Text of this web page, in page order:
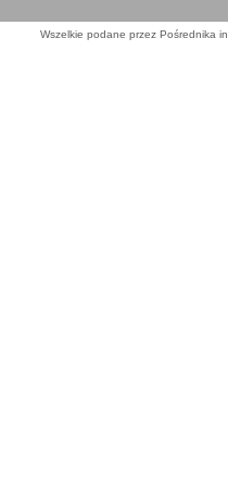
Wszelkie podane przez Pośrednika